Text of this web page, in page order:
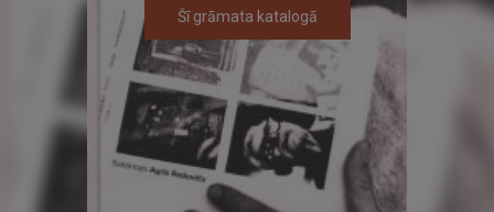
Šī grāmata katalogā